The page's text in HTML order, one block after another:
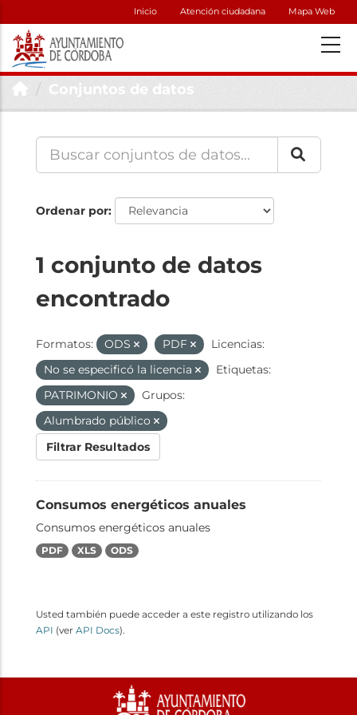
Inicio Atención ciudadana Mapa Web
Conjuntos de datos
Ordenar por
1 conjunto de datos
encontrado
Formatos: ODS PDF
Licencias:
No se especificó la licencia
Etiquetas:
PATRIMONIO
Grupos:
Alumbrado público
Filtrar Resultados
Consumos energéticos anuales
Consumos energéticos anuales
PDF XLS ODS
Usted también puede acceder a este registro utilizando los
API (ver API Docs).